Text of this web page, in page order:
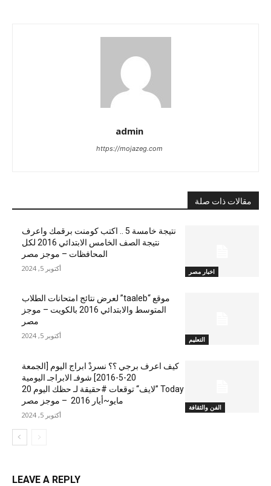
admin
https://mojazeg.com
مقالات ذات صلة
اخبار مصر
نتيجة خامسة 5 .. اكتب كومنت برقمك واعرف
نتيجة الصف الخامس الابتدائي 2016 لكل
المحافظات – موجز مصر
أكتوبر 5, 2024
التعليم
موقع “taaleb” لعرض نتائج امتحانات الطلاب
المتوسط والابتدائي 2016 بالكويت – موجز
مصر
أكتوبر 5, 2024
الفن والثقافة
كيف اعرف برجي ؟؟ نسردْ ابراج اليوم [الجمعة
20-5-2016] شوفـ الابراجـ اليومية
Today ”لايف“ توقعات #حقيقة لـ حظك اليوم 20
مايو~أيار 2016 – موجز مصر
أكتوبر 5, 2024
LEAVE A REPLY